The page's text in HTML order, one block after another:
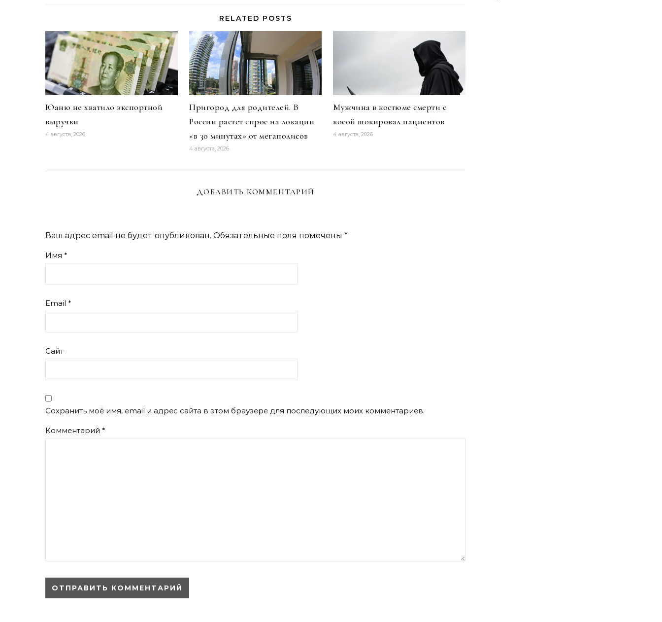
RELATED POSTS
Юаню не хватило экспортной
выручки
4 августа, 2026
Пригород для родителей. В
России растет спрос на локации
«в 30 минутах» от мегаполисов
4 августа, 2026
Мужчина в костюме смерти с
косой шокировал пациентов
4 августа, 2026
ДОБАВИТЬ КОММЕНТАРИЙ
Ваш адрес email не будет опубликован. Обязательные поля помечены *
Имя *
Email *
Сайт
Сохранить моё имя, email и адрес сайта в этом браузере для последующих моих комментариев.
Комментарий *